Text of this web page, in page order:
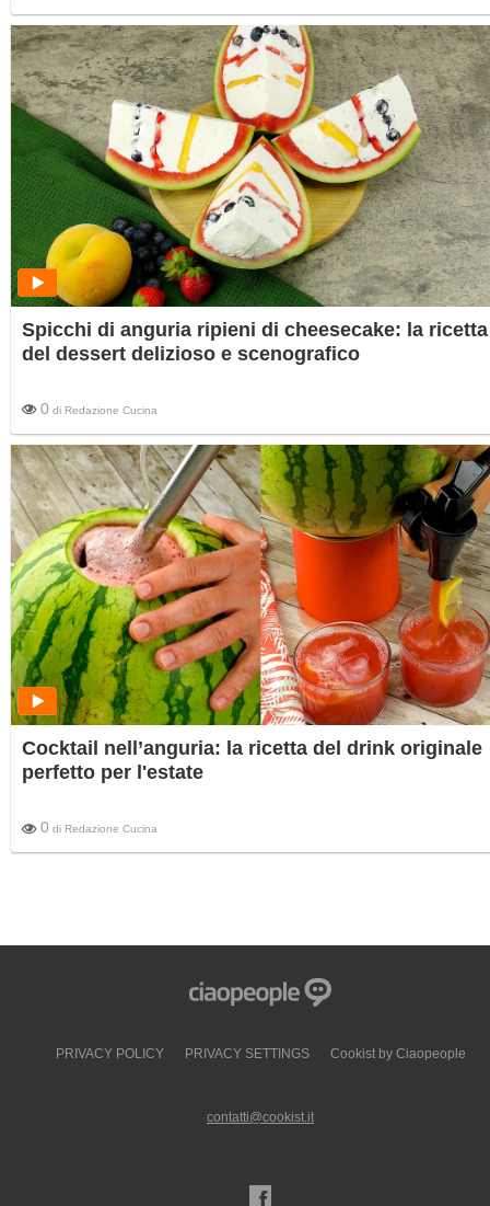
Spicchi di anguria ripieni di cheesecake: la ricetta
del dessert delizioso e scenografico
0 di Redazione Cucina
Cocktail nell’anguria: la ricetta del drink originale
perfetto per l'estate
0 di Redazione Cucina
PRIVACY POLICY PRIVACY SETTINGS Cookist by Ciaopeople
contatti@cookist.it